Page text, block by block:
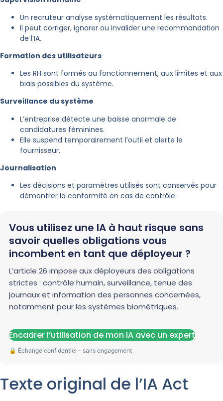
Un recruteur analyse systématiquement les résultats.
Il peut corriger, ignorer ou invalider une recommandation
de l’IA.
Formation des utilisateurs
Les RH sont formés au fonctionnement, aux limites et aux
biais possibles du système.
Surveillance du système
L’entreprise détecte une baisse anormale de
candidatures féminines.
Elle suspend temporairement l’outil et alerte le
fournisseur.
Journalisation
Les décisions et paramètres utilisés sont conservés pour
démontrer la conformité en cas de contrôle.
Vous utilisez une IA à haut risque sans
savoir quelles obligations vous
incombent en tant que déployeur ?
L’article 26 impose aux déployeurs des obligations
strictes : contrôle humain, surveillance, tenue des
journaux et information des personnes concernées,
notamment pour les systèmes biométriques.
Encadrer l’utilisation de mon IA avec un expert
Texte original de l’IA Act